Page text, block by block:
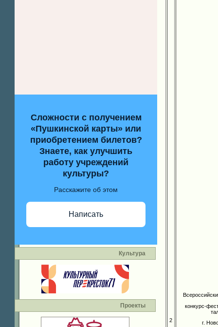
Сложности с получением
«Пушкинской карты» или
приобретением билетов?
Знаете, как улучшить
работу учреждений
культуры?
Расскажите об этом
Написать
Культура
Проекты
2
конкурс-
г.